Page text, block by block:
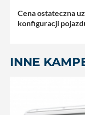
Cena ostateczna
konfiguracji
INNE